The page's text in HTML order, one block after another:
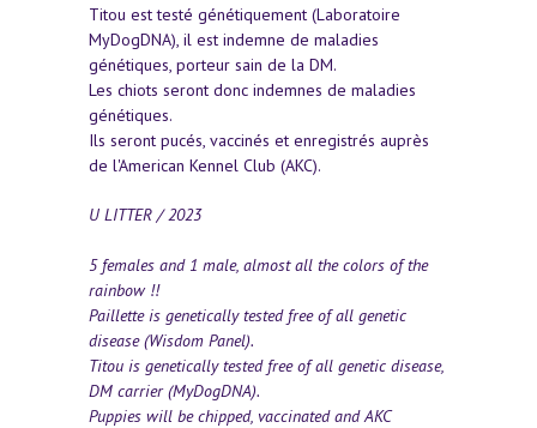
Titou est testé génétiquement (Laboratoire
MyDogDNA), il est indemne de maladies
génétiques, porteur sain de la DM.
Les chiots seront donc indemnes de maladies
génétiques.
Ils seront pucés, vaccinés et enregistrés auprès
de l'American Kennel Club (AKC).
U LITTER / 2023
5 females and 1 male, almost all the colors of the
rainbow !!
Paillette is genetically tested free of all genetic
disease (Wisdom Panel).
Titou is genetically tested free of all genetic disease,
DM carrier (MyDogDNA).
Puppies will be chipped, vaccinated and AKC